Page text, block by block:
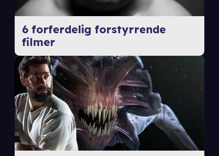
6 forferdelig forstyrrende
filmer